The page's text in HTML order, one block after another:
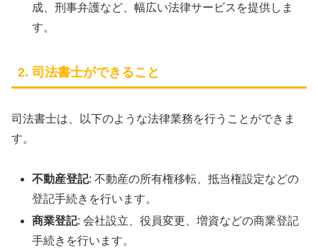
成、刑事弁護など、幅広い法律サービスを提供しま
す。
2. 司法書士ができること
司法書士は、以下のような法律業務を行うことができま
す。
不動産登記: 不動産の所有権移転、抵当権設定などの
登記手続きを行います。
商業登記: 会社設立、役員変更、増資などの商業登記
手続きを行います。